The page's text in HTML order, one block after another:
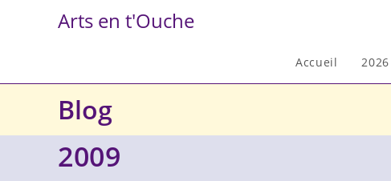
Arts en t'Ouche
Accueil 2026
Blog
2009